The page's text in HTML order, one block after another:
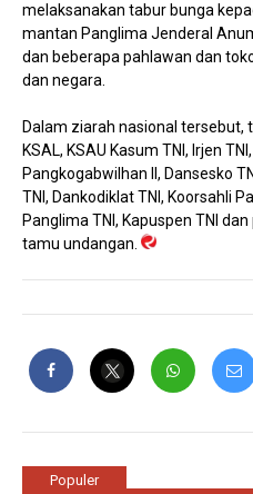
melaksanakan tabur bunga
mantan Panglima Jenderal
dan beberapa pahlawan dan
dan negara.
Dalam ziarah nasional tersebut,
KSAL, KSAU Kasum TNI, Irjen
Pangkogabwilhan II, Dansesko
TNI, Dankodiklat TNI, Koorsahli
Panglima TNI, Kapuspen TNI
tamu undangan.
Populer